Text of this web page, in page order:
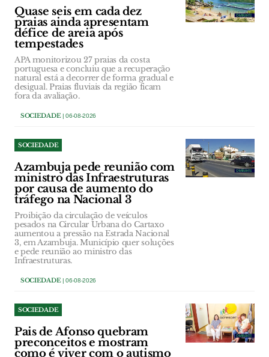
Quase seis em cada dez
praias ainda apresentam
défice de areia após
tempestades
APA monitorizou 27 praias da costa
portuguesa e concluiu que a recuperação
natural está a decorrer de forma gradual e
desigual. Praias fluviais da região ficam
fora da avaliação.
SOCIEDADE| 06-08-2026
SOCIEDADE
Azambuja pede reunião com
ministro das Infraestruturas
por causa de aumento do
tráfego na Nacional 3
Proibição da circulação de veículos
pesados na Circular Urbana do Cartaxo
aumentou a pressão na Estrada Nacional
3, em Azambuja. Município quer soluções
e pede reunião ao ministro das
Infraestruturas.
SOCIEDADE| 06-08-2026
SOCIEDADE
Pais de Afonso quebram
preconceitos e mostram
como é viver com o autismo